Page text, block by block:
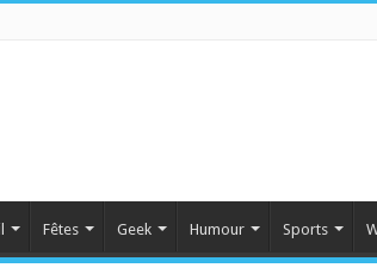
Fêtes Geek Humour Sports